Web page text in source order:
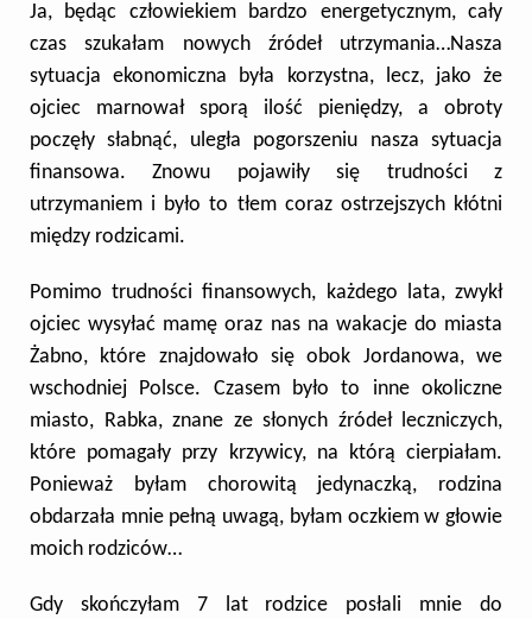
Ja, będąc człowiekiem bardzo energetycznym, cały
czas szukałam nowych źródeł utrzymania…Nasza
sytuacja ekonomiczna była korzystna, lecz, jako że
ojciec marnował
sporą ilość pieniędzy, a obroty
poczęły słabnąć, uległa pogorszeniu nasza sytuacja
finansowa. Znowu pojawiły się trudności z
utrzymaniem i było to tłem coraz ostrzejszych kłótni
między rodzicami.
Pomimo trudności finansowych, każdego lata, zwykł
ojciec wysyłać mamę oraz nas na wakacje do miasta
Żabno, które znajdowało się obok Jordanowa, we
wschodniej Polsce. Czasem było to inne okoliczne
miasto, Rabka, znane ze słonych źródeł leczniczych,
które pomagały przy krzywicy, na którą cierpiałam.
Ponieważ byłam chorowitą jedynaczką, rodzina
obdarzała mnie pełną uwagą, byłam oczkiem w głowie
moich rodziców…
Gdy skończyłam 7 lat rodzice posłali mnie do